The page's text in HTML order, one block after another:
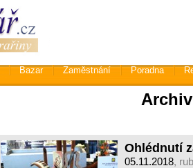
Bazar Zaměstnání Poradna
Ohlédnutí
05.11.2018,